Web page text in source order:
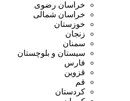
خراسان رضوی
خراسان شمالی
خوزستان
زنجان
سمنان
سیستان و بلوچستان
فارس
قزوین
قم
کردستان